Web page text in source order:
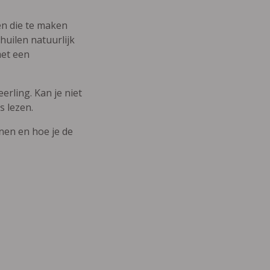
die te maken
natuurlijk
een
Kan je niet
lezen.
en hoe je de